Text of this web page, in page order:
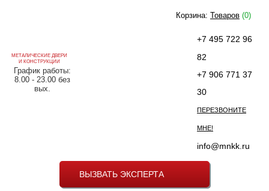
МЕТАЛИЧЕСКИЕ ДВЕРИ
И КОНСТРУКЦИИ
График работы:
8.00 - 23.00 без
вых.
+7 495 722 96
82
+7 906 771 37
30
ПЕРЕЗВОНИТЕ
МНЕ!
info@mnkk.ru
ВЫЗВАТЬ ЭКСПЕРТА
Корзина: Товаров (0)